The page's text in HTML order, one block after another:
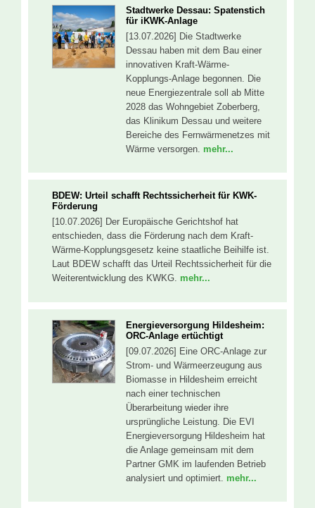
Stadtwerke Dessau: Spatenstich
für iKWK-Anlage
[13.07.2026] Die Stadtwerke
Dessau haben mit dem Bau einer
innovativen Kraft-Wärme-
Kopplungs-Anlage begonnen. Die
neue Energiezentrale soll ab Mitte
2028 das Wohngebiet Zoberberg,
das Klinikum Dessau und weitere
Bereiche des Fernwärmenetzes mit
Wärme versorgen. mehr...
BDEW: Urteil schafft Rechtssicherheit für KWK-
Förderung
[10.07.2026] Der Europäische Gerichtshof hat
entschieden, dass die Förderung nach dem Kraft-
Wärme-Kopplungsgesetz keine staatliche Beihilfe ist.
Laut BDEW schafft das Urteil Rechtssicherheit für die
Weiterentwicklung des KWKG. mehr...
Energieversorgung Hildesheim:
ORC-Anlage ertüchtigt
[09.07.2026] Eine ORC-Anlage zur
Strom- und Wärmeerzeugung aus
Biomasse in Hildesheim erreicht
nach einer technischen
Überarbeitung wieder ihre
ursprüngliche Leistung. Die EVI
Energieversorgung Hildesheim hat
die Anlage gemeinsam mit dem
Partner GMK im laufenden Betrieb
analysiert und optimiert. mehr...